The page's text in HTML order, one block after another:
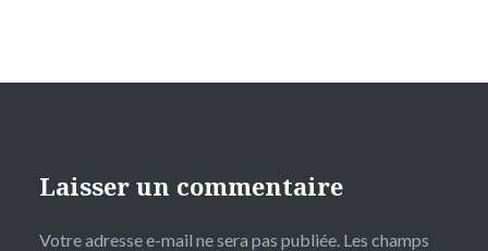
Laisser un commentaire
Votre adresse e-mail ne sera pas publiée. Les champs